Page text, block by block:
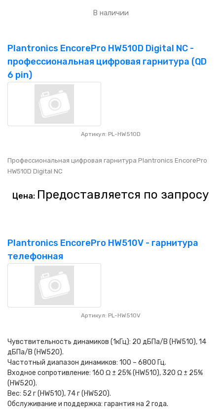
В наличии
Plantronics EncorePro HW510D Digital NC -
профессиональная цифровая гарнитура (QD
6 pin)
Артикул: PL-HW510D
Профессиональная цифровая гарнитура Plantronics EncorePro
HW510D Digital NC
Цена: Предоставляется по запросу
Plantronics EncorePro HW510V - гарнитура
телефонная
Артикул: PL-HW510V
Чувствительность динамиков (1кГц): 20 дБПа/В (HW510), 14
дБПа/В (HW520).
Частотный диапазон динамиков: 100 – 6800 Гц.
Входное сопротивление: 160 Ω ± 25% (HW510), 320 Ω ± 25%
(HW520).
Вес: 52 г (HW510), 74 г (HW520).
Обслуживание и поддержка: гарантия на 2 года.